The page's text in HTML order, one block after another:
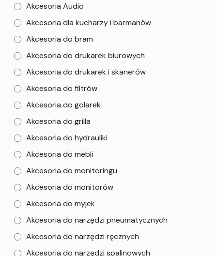
Akcesoria Audio
Akcesoria dla kucharzy i barmanów
Akcesoria do bram
Akcesoria do drukarek biurowych
Akcesoria do drukarek i skanerów
Akcesoria do filtrów
Akcesoria do golarek
Akcesoria do grilla
Akcesoria do hydrauliki
Akcesoria do mebli
Akcesoria do monitoringu
Akcesoria do monitorów
Akcesoria do myjek
Akcesoria do narzędzi pneumatycznych
Akcesoria do narzędzi ręcznych
Akcesoria do narzędzi spalinowych